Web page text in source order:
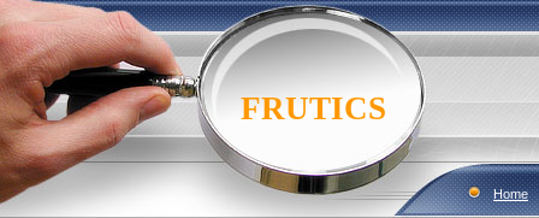
FRUTICS
Home